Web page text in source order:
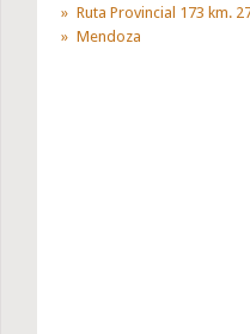
Ruta Provincial 173 km.
Mendoza